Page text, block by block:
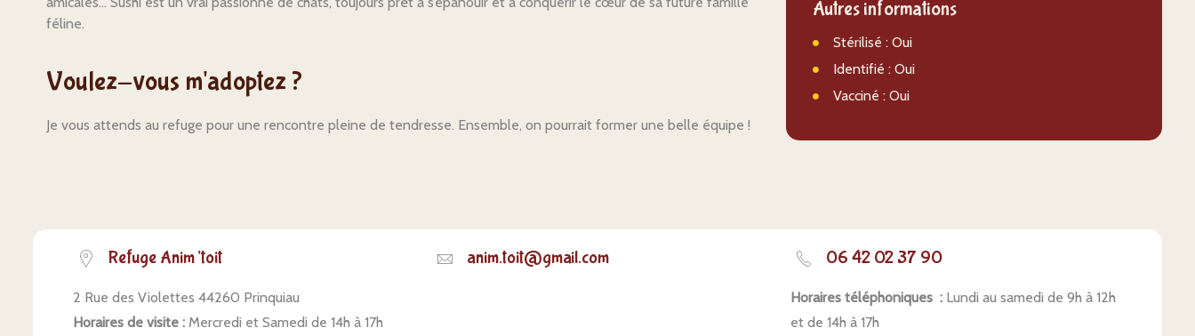
féline.
Voulez-vous m'adoptez ?
Je vous attends au refuge pour une rencontre pleine de tendresse. Ensemble, on pourrait former une belle équipe !
Autres informations
Stérilisé : Oui
Identifié : Oui
Vacciné : Oui
Refuge Anim’toit
2 Rue des Violettes 44260 Prinquiau
Horaires de visite : Mercredi et Samedi de 14h à 17h
anim.toit@gmail.com 06 42 02 37 90
Horaires téléphoniques : Lundi au samedi de 9h à 12h
et de 14h à 17h